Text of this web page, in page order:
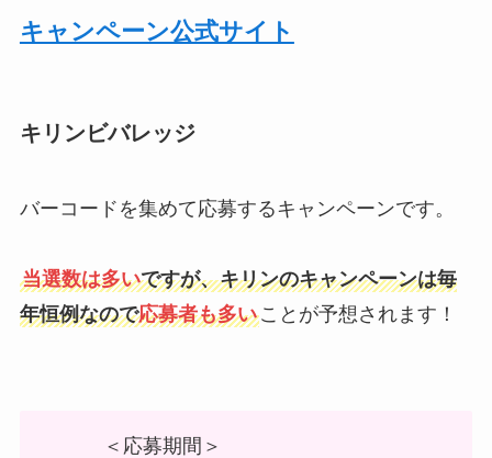
キャンペーン公式サイト
キリンビバレッジ
バーコードを集めて応募するキャンペーンです。
当選数は多いですが、キリンのキャンペーンは毎
年恒例なので応募者も多いことが予想されます！
＜応募期間＞